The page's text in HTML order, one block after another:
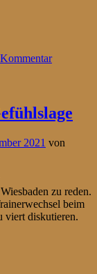
Kommentar
2021 von
zu reden.
beim
viert diskutieren.